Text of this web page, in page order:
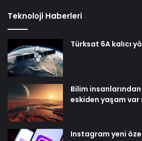
Teknoloji Haberleri
Türksat 6A kalıcı
Bilim
eskiden yaşam var
Instagram yeni